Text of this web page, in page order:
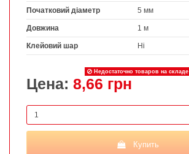
Початковий діаметр 5 мм
Довжина 1 м
Клейовий шар Ні
Недостаточно товаров на складе
Цена: 8,66 грн
Купить